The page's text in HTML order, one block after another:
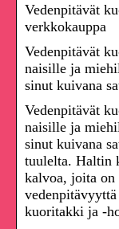
Vedenpitävät
verkkokauppa
Vedenpitävät
naisille ja
sinut kuivana
Vedenpitävät
naisille ja
sinut kuivana
tuulelta. Haltin
kalvoa, joita on
kuoritakki ja -